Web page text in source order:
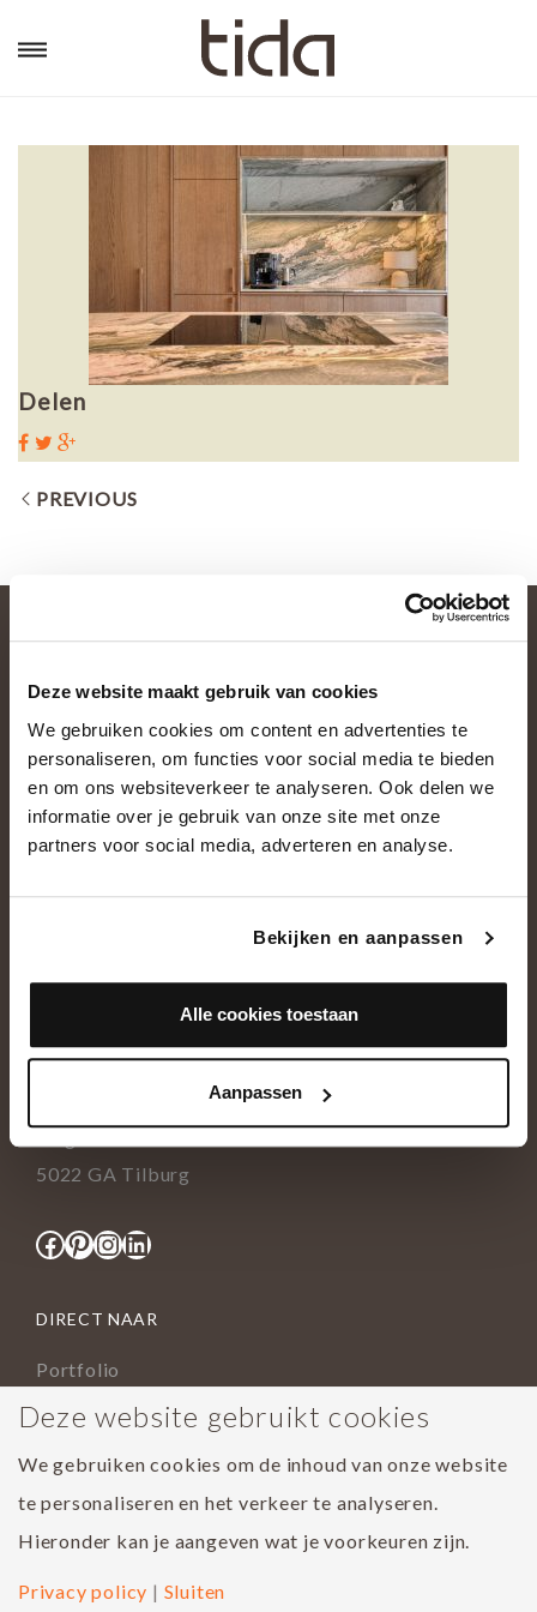
Deze website maakt gebruik van cookies
We gebruiken cookies om content en advertenties te
personaliseren, om functies voor social media te bieden
en om ons websiteverkeer te analyseren. Ook delen we
informatie over je gebruik van onze site met onze
partners voor social media, adverteren en analyse.
Bekijken en aanpassen
Alle cookies toestaan
Aanpassen
Delen
PREVIOUS
OVER ONS
NEEM CONTACT OP
+31(0)13 5362828
5022 GA Tilburg
Facebook
Pinterest
Instagram
LinkedIn
DIRECT NAAR
Portfolio
Assortiment
Houtsoorten
Populairste project 2023
Deze website gebruikt cookies
We gebruiken cookies om de inhoud van onze website
te personaliseren en het verkeer te analyseren.
Hieronder kan je aangeven wat je voorkeuren zijn.
Privacy policy | Sluiten